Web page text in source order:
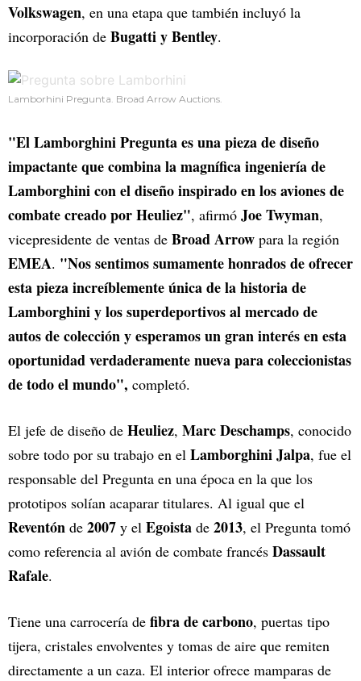
Volkswagen, en una etapa que también incluyó la
incorporación de Bugatti y Bentley.
Lamborhini Pregunta. Broad Arrow Auctions.
"El Lamborghini Pregunta es una pieza de diseño
impactante que combina la magnífica ingeniería de
Lamborghini con el diseño inspirado en los aviones de
combate creado por Heuliez", afirmó Joe Twyman,
vicepresidente de ventas de Broad Arrow para la región
EMEA. "Nos sentimos sumamente honrados de ofrecer
esta pieza increíblemente única de la historia de
Lamborghini y los superdeportivos al mercado de
autos de colección y esperamos un gran interés en esta
oportunidad verdaderamente nueva para coleccionistas
de todo el mundo", completó.
El jefe de diseño de Heuliez, Marc Deschamps, conocido
sobre todo por su trabajo en el Lamborghini Jalpa, fue el
responsable del Pregunta en una época en la que los
prototipos solían acaparar titulares. Al igual que el
Reventón de 2007 y el Egoista de 2013, el Pregunta tomó
como referencia al avión de combate francés Dassault
Rafale.
Tiene una carrocería de fibra de carbono, puertas tipo
tijera, cristales envolventes y tomas de aire que remiten
directamente a un caza. El interior ofrece mamparas de